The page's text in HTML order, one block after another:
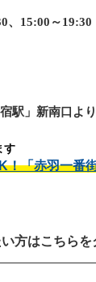
、15:00～19:30
駅」新南口よ
す
！「赤羽一番
方はこちら